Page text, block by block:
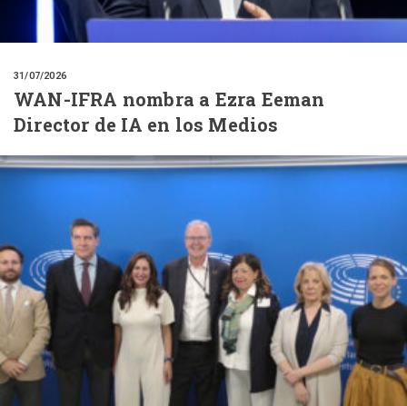
31/07/2026
WAN-IFRA nombra a Ezra Eeman
Director de IA en los Medios